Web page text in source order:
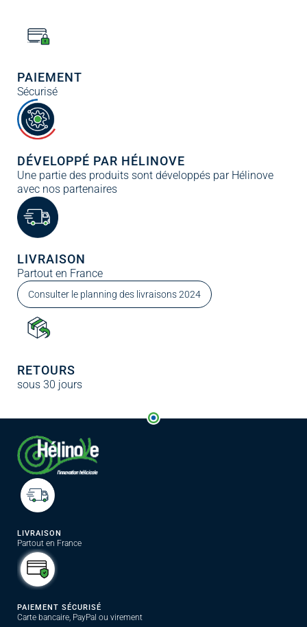
PAIEMENT
Sécurisé
DÉVELOPPÉ PAR HÉLINOVE
Une partie des produits sont développés par Hélinove
avec nos partenaires
LIVRAISON
Partout en France
Consulter le planning des livraisons 2024
RETOURS
sous 30 jours
LIVRAISON
Partout en France
PAIEMENT SÉCURISÉ
Carte bancaire, PayPal ou virement